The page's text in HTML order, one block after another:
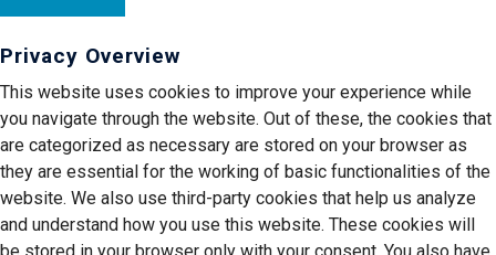
Privacy Overview
This website uses cookies to improve your experience while
you navigate through the website. Out of these, the cookies that
are categorized as necessary are stored on your browser as
they are essential for the working of basic functionalities of the
website. We also use third-party cookies that help us analyze
and understand how you use this website. These cookies will